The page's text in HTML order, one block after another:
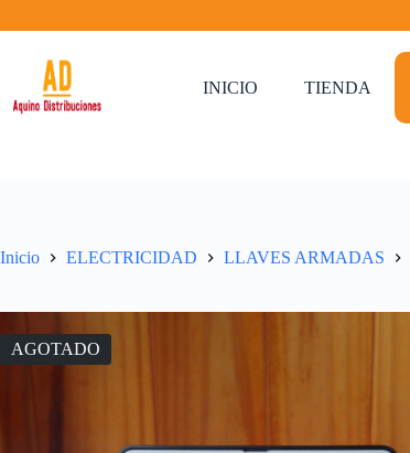
al
INICIO TIENDA
Inicio ELECTRICIDAD LLAVES ARMADAS
AGOTADO